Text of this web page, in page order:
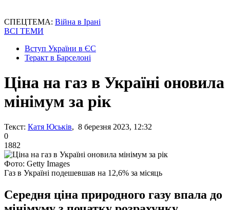
СПЕЦТЕМА: Війна в Ірані
ВСІ ТЕМИ
Вступ України в ЄС
Теракт в Барселоні
Ціна на газ в Україні оновила
мінімум за рік
Текст: Катя Юськів, 8 березня 2023, 12:32
0
1882
Фото: Getty Images
Газ в Україні подешевшав на 12,6% за місяць
Середня ціна природного газу впала до